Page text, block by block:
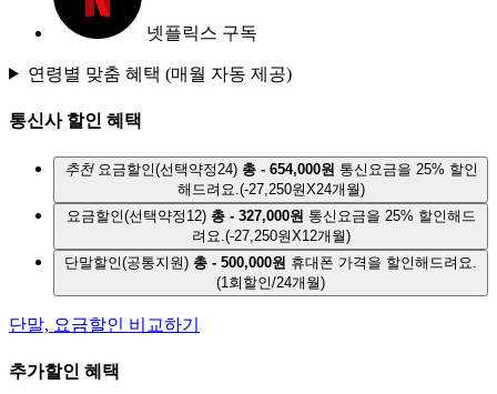
넷플릭스 구독
연령별 맞춤 혜택 (매월 자동 제공)
통신사 할인 혜택
추천 요금할인(선택약정24) 총 - 654,000원 통신요금을 25% 할인
해드려요.(-27,250원X24개월)
요금할인(선택약정12) 총 - 327,000원 통신요금을 25% 할인해드
려요.(-27,250원X12개월)
단말할인(공통지원) 총 - 500,000원 휴대폰 가격을 할인해드려요.
(1회할인/24개월)
단말, 요금할인 비교하기
추가할인 혜택